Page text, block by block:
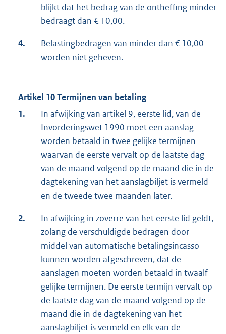
blijkt dat het bedrag van de ontheffing minder
bedraagt dan € 10,00.
4.
Belastingbedragen van minder dan € 10,00
worden niet geheven.
Artikel 10 Termijnen van betaling
1.
In afwijking van artikel 9, eerste lid, van de
Invorderingswet 1990 moet een aanslag
worden betaald in twee gelijke termijnen
waarvan de eerste vervalt op de laatste dag
van de maand volgend op de maand die in de
dagtekening van het aanslagbiljet is vermeld
en de tweede twee maanden later.
2.
In afwijking in zoverre van het eerste lid geldt,
zolang de verschuldigde bedragen door
middel van automatische betalingsincasso
kunnen worden afgeschreven, dat de
aanslagen moeten worden betaald in twaalf
gelijke termijnen. De eerste termijn vervalt op
de laatste dag van de maand volgend op de
maand die in de dagtekening van het
aanslagbiljet is vermeld en elk van de